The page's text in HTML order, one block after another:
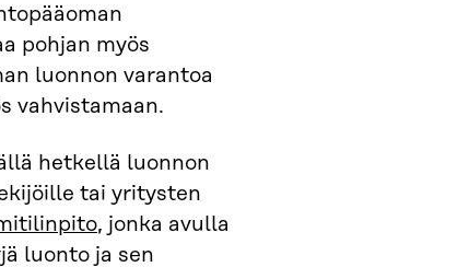
pohjan myös
luonnon varantoa
vahvistamaan.
hetkellä luonnon
tai yritysten
, jonka avulla
luonto ja sen